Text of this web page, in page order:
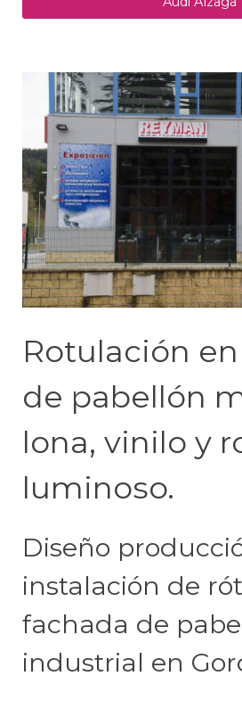
Rotulación
de pabellón
lona, vinilo y
luminoso.
Diseño
instalación de
fachada de
industrial en